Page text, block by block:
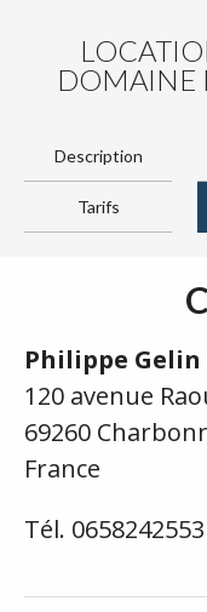
DOMAINE
Description
Tarifs
Philippe Gelin
120 avenue
69260
France
Tél. 0658242553